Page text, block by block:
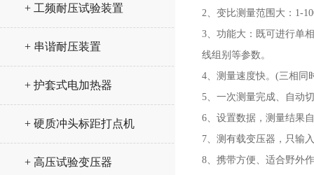
+ 工频耐压试验装置
+ 串谐耐压装置
+ 护套式电加热器
+ 硬质冲头标距打点机
+ 高压试验变压器
2、变比测量范围大：1-
3、功能大：既可进行单
线组别等参数。
4、测量速度快。(三相同
5、一次测量完成、自动
6、设置数据，测量结果
7、测有载变压器，只输
8、携带方便、适合野外